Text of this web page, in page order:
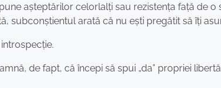
așteptărilor celorlalți sau rezistența față de
subconștientul arată că nu ești pregătit să îți
de fapt, că începi să spui „da” propriei